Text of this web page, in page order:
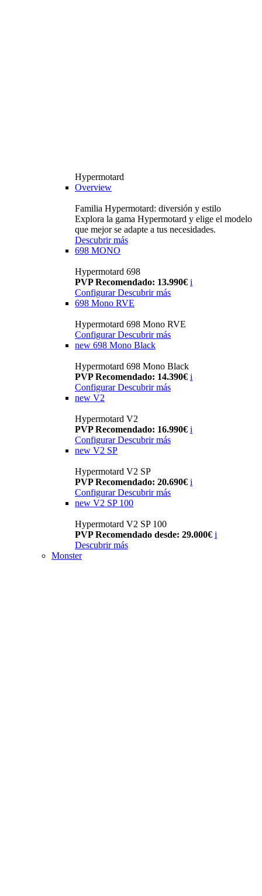
Hypermotard
Overview
Familia Hypermotard: diversión y estilo
Explora la gama Hypermotard y elige el modelo
que mejor se adapte a tus necesidades.
Descubrir más
698 MONO
Hypermotard 698
PVP Recomendado: 13.990€ i
ConfigurarDescubrir más
698 Mono RVE
Hypermotard 698 Mono RVE
Configurar Descubrir más
new 698 Mono Black
Hypermotard 698 Mono Black
PVP Recomendado: 14.390€ i
Configurar Descubrir más
new V2
Hypermotard V2
PVP Recomendado: 16.990€ i
Configurar Descubrir más
new V2 SP
Hypermotard V2 SP
PVP Recomendado: 20.690€ i
Configurar Descubrir más
new V2 SP 100
Hypermotard V2 SP 100
PVP Recomendado desde: 29.000€ i
Descubrir más
Monster